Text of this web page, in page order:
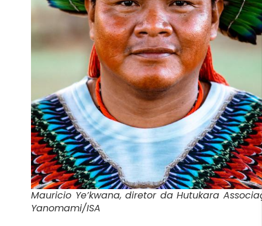
Mauricio Ye’kwana, diretor da Hutukara
Yanomami/ISA